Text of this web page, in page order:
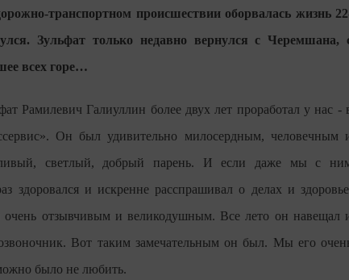
транспортном происшествии оборвалась жизнь
Зульфат только недавно вернулся с Черемшана,
всех горе…
Рамилевич Галиуллин более двух лет проработал у нас -
Он был удивительно милосердным, человечным
светлый, добрый парень. И если даже мы с
здоровался и искренне расспрашивал о делах и
очень отзывчивым и великодушным. Все лето он навещал
Вот таким замечательным он был. Мы его
было не любить.